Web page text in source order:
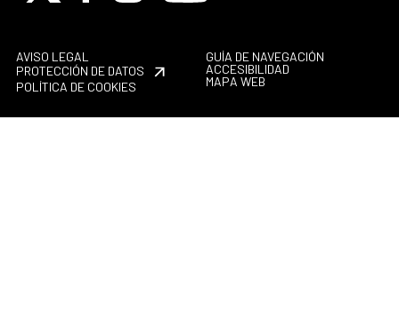
AVISO LEGAL
PROTECCIÓN DE DATOS
POLÍTICA DE COOKIES
GUÍA DE NAVEGACIÓN
ACCESIBILIDAD
MAPA WEB